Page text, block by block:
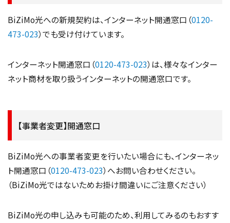
BiZiMo光への新規契約は、インターネット開通窓口（0120-
473-023）でも受け付けています。
インターネット開通窓口（0120-473-023）は、様々なインター
ネット商材を取り扱うインターネットの開通窓口です。
【事業者変更】開通窓口
BiZiMo光への事業者変更を行いたい場合にも、インターネッ
ト開通窓口（0120-473-023）へお問い合わせください。
（BiZiMo光ではないためお掛け間違いにご注意ください）
BiZiMo光の申し込みも可能のため、利用してみるのもおすす